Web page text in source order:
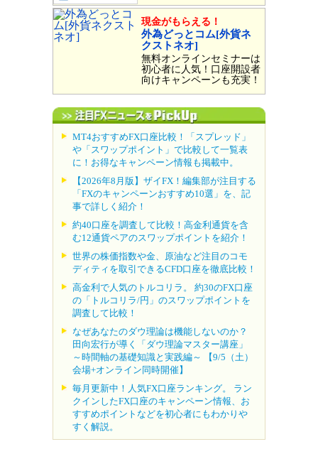
現金がもらえる！
外為どっとコム[外貨ネ
クストネオ]
無料オンラインセミナーは
初心者に人気！口座開設者
向けキャンペーンも充実！
MT4おすすめFX口座比較！「スプレッド」
や「スワップポイント」で比較して一覧表
に！お得なキャンペーン情報も掲載中。
【2026年8月版】ザイFX！編集部が注目する
「FXのキャンペーンおすすめ10選」を、記
事で詳しく紹介！
約40口座を調査して比較！高金利通貨を含
む12通貨ペアのスワップポイントを紹介！
世界の株価指数や金、原油など注目のコモ
ディティを取引できるCFD口座を徹底比較！
高金利で人気のトルコリラ。 約30のFX口座
の「トルコリラ/円」のスワップポイントを
調査して比較！
なぜあなたのダウ理論は機能しないのか？
田向宏行が導く「ダウ理論マスター講座」
～時間軸の基礎知識と実践編～ 【9/5（土）
会場+オンライン同時開催】
毎月更新中！人気FX口座ランキング。 ラン
クインしたFX口座のキャンペーン情報、お
すすめポイントなどを初心者にもわかりや
すく解説。